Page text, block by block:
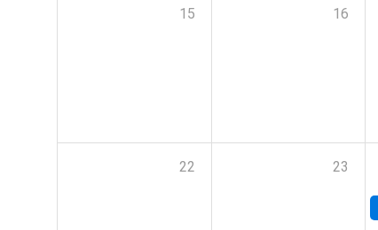
15 16
22 23